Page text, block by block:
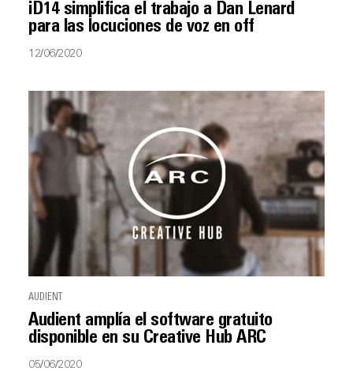
iD14 simplifica el trabajo a Dan Lenard
para las locuciones de voz en off
12/06/2020
AUDIENT
Audient amplía el software gratuito
disponible en su Creative Hub ARC
05/06/2020